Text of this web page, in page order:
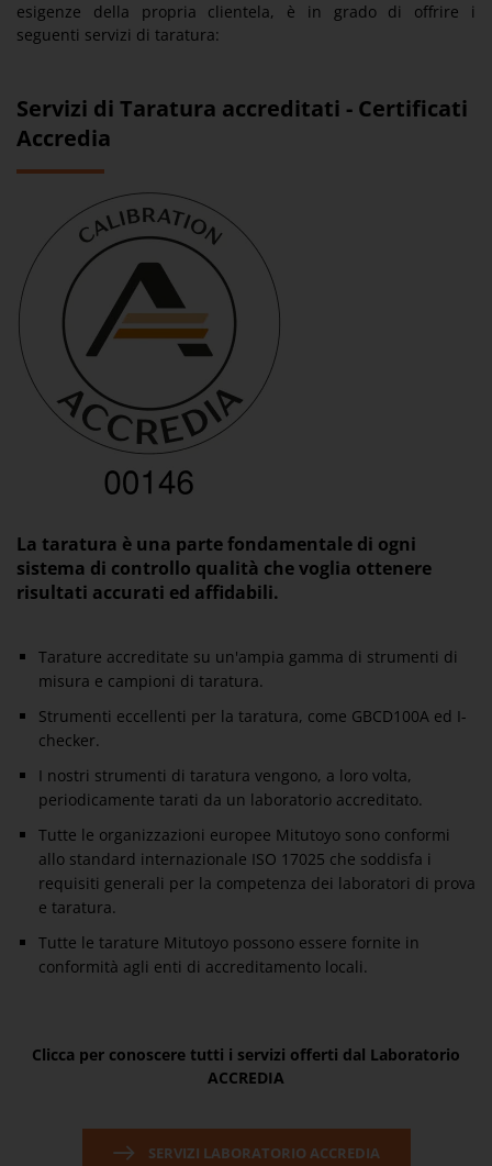
esigenze della propria clientela, è in grado di offrire i
seguenti servizi di taratura:
Servizi di Taratura accreditati - Certificati
Accredia
La taratura è una parte fondamentale di ogni
sistema di controllo qualità che voglia ottenere
risultati accurati ed affidabili.
Tarature accreditate su un'ampia gamma di strumenti di
misura e campioni di taratura.
Strumenti eccellenti per la taratura, come GBCD100A ed I-
checker.
I nostri strumenti di taratura vengono, a loro volta,
periodicamente tarati da un laboratorio accreditato.
Tutte le organizzazioni europee Mitutoyo sono conformi
allo standard internazionale ISO 17025 che soddisfa i
requisiti generali per la competenza dei laboratori di prova
e taratura.
Tutte le tarature Mitutoyo possono essere fornite in
conformità agli enti di accreditamento locali.
Clicca per conoscere tutti i servizi offerti dal Laboratorio
ACCREDIA
SERVIZI LABORATORIO ACCREDIA